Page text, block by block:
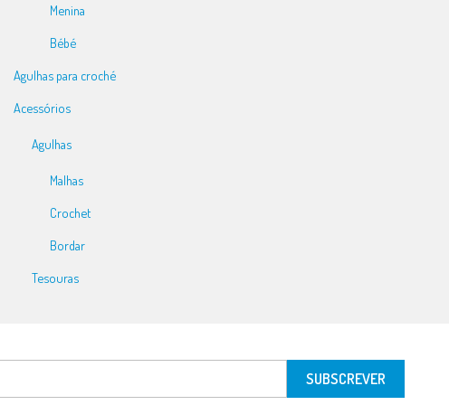
Menina
Bébé
Agulhas para croché
Acessórios
Agulhas
Malhas
Crochet
Bordar
Tesouras